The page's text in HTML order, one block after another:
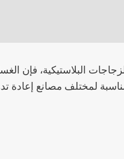
لمختلف مصانع إعادة